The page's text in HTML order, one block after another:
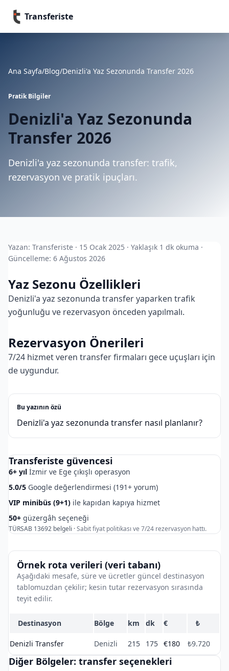
Transferiste
Ana Sayfa/Blog/Denizli'a Yaz Sezonunda Transfer 2026
Pratik Bilgiler
Denizli'a Yaz Sezonunda
Transfer 2026
Denizli'a yaz sezonunda transfer: trafik,
rezervasyon ve pratik ipuçları.
Yazan: Transferiste · 15 Ocak 2025 · Yaklaşık 1 dk okuma ·
Güncelleme: 6 Ağustos 2026
Yaz Sezonu Özellikleri
Denizli'a yaz sezonunda transfer yaparken trafik
yoğunluğu ve rezervasyon önceden yapılmalı.
Rezervasyon Önerileri
7/24 hizmet veren transfer firmaları gece uçuşları için
de uygundur.
Bu yazının özü
Denizli'a yaz sezonunda transfer nasıl planlanır?
Transferiste güvencesi
6+ yıl İzmir ve Ege çıkışlı operasyon
5.0/5 Google değerlendirmesi (191+ yorum)
VIP minibüs (9+1) ile kapıdan kapıya hizmet
50+ güzergâh seçeneği
TÜRSAB 13692 belgeli ·Sabit fiyat politikası ve 7/24 rezervasyon hattı.
Örnek rota verileri (veri tabanı)
Aşağıdaki mesafe, süre ve ücretler güncel destinasyon
tablomuzdan çekilir; kesin tutar rezervasyon sırasında
teyit edilir.
Destinasyon Bölge km dk € ₺
Denizli Transfer Denizli 215 175 €180 ₺9.720
Diğer Bölgeler: transfer seçenekleri